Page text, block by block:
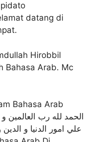
datang di
Hirobbil
Bahasa Arab. Mc
Bahasa Arab
علي امور الدنيا و الدين